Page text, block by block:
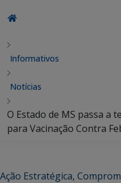
Informativos
Notícias
O Estado de MS passa a
para Vacinação Contra
Ação Estratégica,